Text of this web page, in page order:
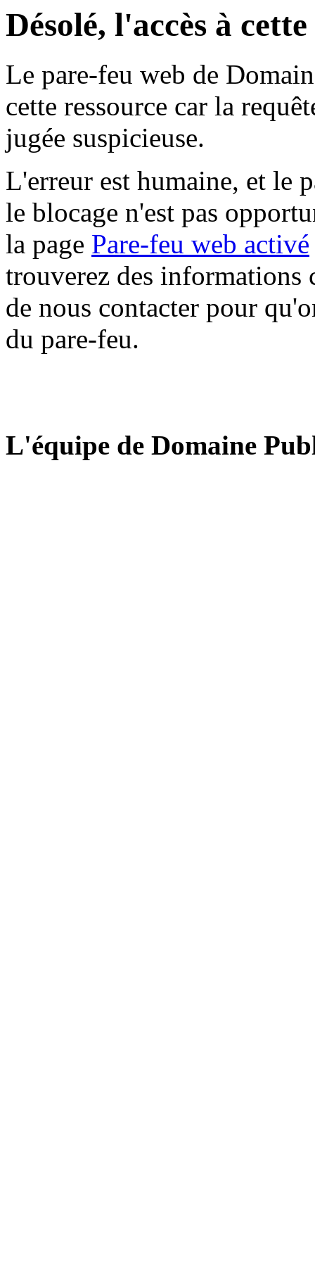
Désolé, l'accès à
Le pare-feu web de
cette ressource car la
jugée suspicieuse.
L'erreur est humaine, et le
le blocage n'est pas
la page Pare-feu web activé
trouverez des informations
de nous contacter pour
du pare-feu.
L'équipe de Domaine